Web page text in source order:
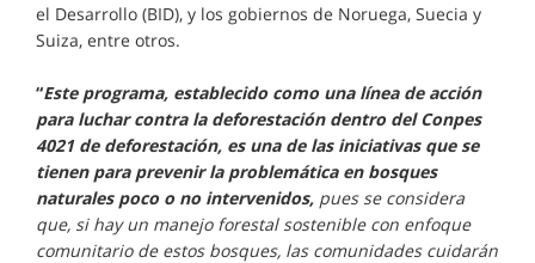
el Desarrollo (BID), y los gobiernos de Noruega, Suecia y
Suiza, entre otros.
“Este programa, establecido como una línea de acción
para luchar contra la deforestación dentro del Conpes
4021 de deforestación, es una de las iniciativas que se
tienen para prevenir la problemática en bosques
naturales poco o no intervenidos, pues se considera
que, si hay un manejo forestal sostenible con enfoque
comunitario de estos bosques, las comunidades cuidarán